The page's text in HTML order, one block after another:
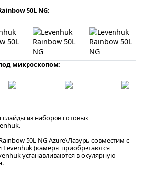
50L NG:
микроскопом:
слайды из наборов готовых
50L NG Azure\Лазурь совместим с
Levenhuk(камеры приобретаются
устанавливаются в окулярную